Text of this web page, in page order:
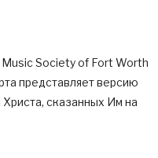
Society of Fort Worth
представляет версию
сказанных Им на